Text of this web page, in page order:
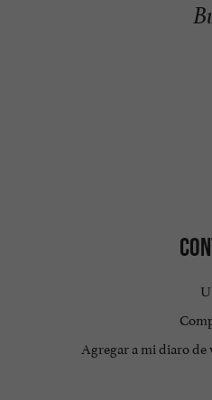
Agregar a mi diaro de